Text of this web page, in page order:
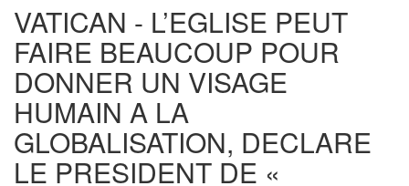
VATICAN - L’EGLISE PEUT
FAIRE BEAUCOUP POUR
DONNER UN VISAGE
HUMAIN A LA
GLOBALISATION, DECLARE
LE PRESIDENT DE «